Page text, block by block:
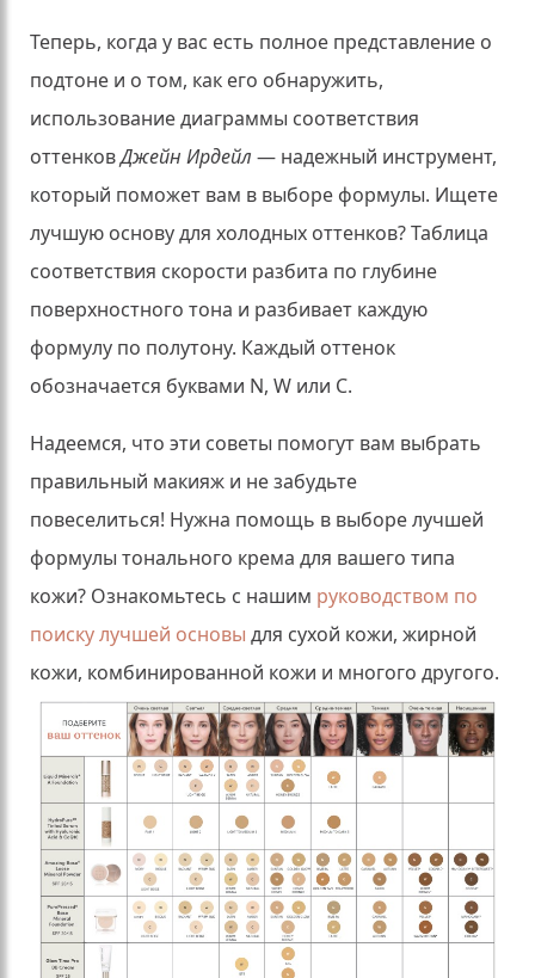
Теперь, когда у вас есть полное представление о
подтоне и о том, как его обнаружить,
использование диаграммы соответствия
оттенковДжейн Ирдейл — надежный инструмент,
который поможет вам в выборе формулы. Ищете
лучшую основу для холодных оттенков?Таблица
соответствия скорости разбита по глубине
поверхностного тона и разбивает каждую
формулу по полутону. Каждый оттенок
обозначается буквами N, W или C.
Надеемся, что эти советы помогут вам выбрать
правильный макияж и не забудьте
повеселиться! Нужна помощь в выборе лучшей
формулы тонального крема для вашего типа
кожи? Ознакомьтесь с нашим руководством по
поиску лучшей основы для сухой кожи, жирной
кожи, комбинированной кожи и многого другого.